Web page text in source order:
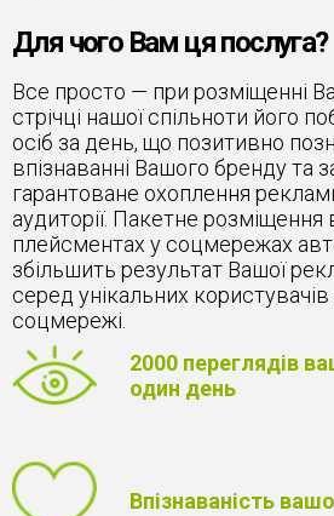
Для чого Вам ця послуга?
Все просто — при розміщенні
стрічці нашої спільноти його
осіб за день, що позитивно
впізнаванні Вашого бренду та
гарантоване охоплення
аудиторії. Пакетне розміщення
плейсментах у соцмережах
збільшить результат Вашої
серед унікальних
соцмережі.
2000 переглядів
один день
Впізнаваність